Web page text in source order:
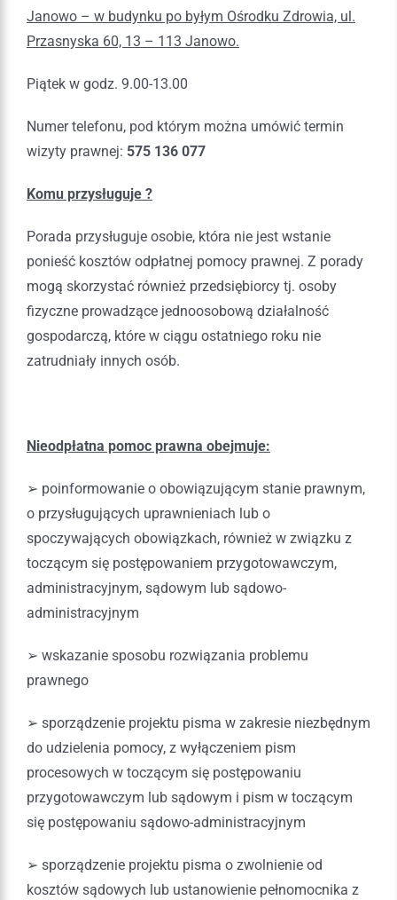
Janowo – w budynku po byłym Ośrodku Zdrowia, ul.
Przasnyska 60, 13 – 113 Janowo.
Piątek w godz. 9.00-13.00
Numer telefonu, pod którym można umówić termin
wizyty prawnej: 575 136 077
Komu przysługuje ?
Porada przysługuje osobie, która nie jest wstanie
ponieść kosztów odpłatnej pomocy prawnej. Z porady
mogą skorzystać również przedsiębiorcy tj. osoby
fizyczne prowadzące jednoosobową działalność
gospodarczą, które w ciągu ostatniego roku nie
zatrudniały innych osób.
Nieodpłatna pomoc prawna obejmuje:
➢ poinformowanie o obowiązującym stanie prawnym,
o przysługujących uprawnieniach lub o
spoczywających obowiązkach, również w związku z
toczącym się postępowaniem przygotowawczym,
administracyjnym, sądowym lub sądowo-
administracyjnym
➢ wskazanie sposobu rozwiązania problemu
prawnego
➢ sporządzenie projektu pisma w zakresie niezbędnym
do udzielenia pomocy, z wyłączeniem pism
procesowych w toczącym się postępowaniu
przygotowawczym lub sądowym i pism w toczącym
się postępowaniu sądowo-administracyjnym
➢ sporządzenie projektu pisma o zwolnienie od
kosztów sądowych lub ustanowienie pełnomocnika z